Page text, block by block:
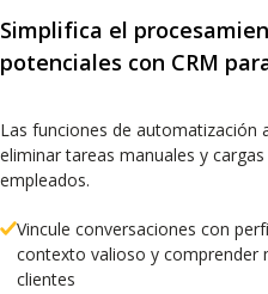
Simplifica el
potenciales con CRM
Las funciones de automatización
eliminar tareas manuales y
empleados.
Vincule conversaciones con
contexto valioso y
clientes